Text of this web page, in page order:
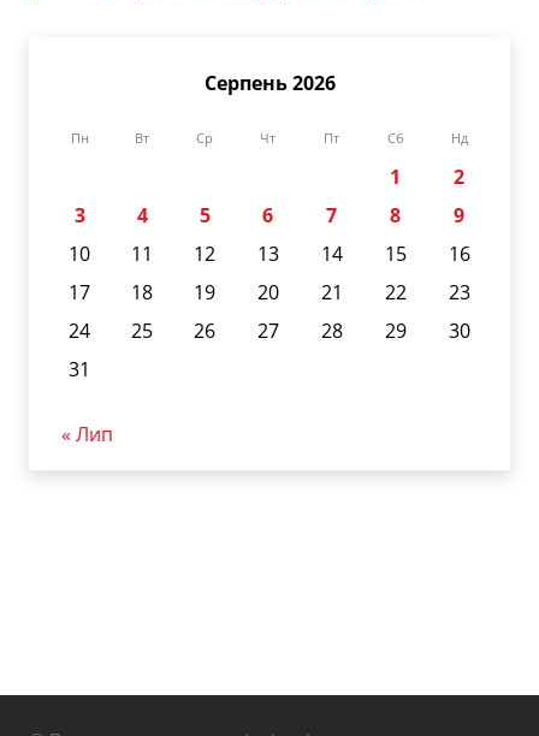
Серпень 2026
Пн Вт Ср Чт Пт Сб Нд
1
2
3
4 5 6 7 8
9
10
11 12 13 14 15
16
17
18 19 20 21 22
23
24
25 26 27 28 29
30
31
« Лип